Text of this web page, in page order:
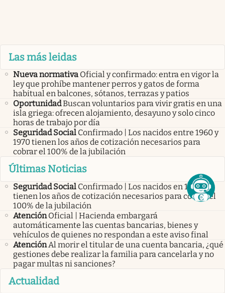
Las más leidas
Nueva normativa Oficial y confirmado: entra en vigor la
ley que prohíbe mantener perros y gatos de forma
habitual en balcones, sótanos, terrazas y patios
OportunidadBuscan voluntarios para vivir gratis en una
isla griega: ofrecen alojamiento, desayuno y solo cinco
horas de trabajo por día
Seguridad Social Confirmado | Los nacidos entre 1960 y
1970 tienen los años de cotización necesarios para
cobrar el 100% de la jubilación
Últimas Noticias
Seguridad Social Confirmado | Los nacidos en 1960 ya
tienen los años de cotización necesarios para cobrar el
100% de la jubilación
Atención Oficial | Hacienda embargará
automáticamente las cuentas bancarias, bienes y
vehículos de quienes no respondan a este aviso final
Atención Al morir el titular de una cuenta bancaria, ¿qué
gestiones debe realizar la familia para cancelarla y no
pagar multas ni sanciones?
Actualidad